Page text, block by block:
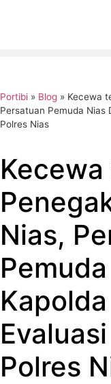
Portibi » Blog » Kecewa
Persatuan Pemuda Nias
Polres Nias
Nias,
Polres